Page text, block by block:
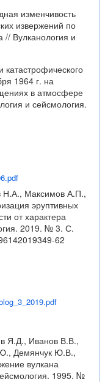
изменчивость
извержений по
// Вулканология и
1964 г. на
в атмосфере
и сейсмология.
Максимов А.П.,
эруптивных
от характера
2019. № 3. С.
62
Я.Д., Иванов В.В.,
Демянчук Ю.В.,
вулкана
1995. №